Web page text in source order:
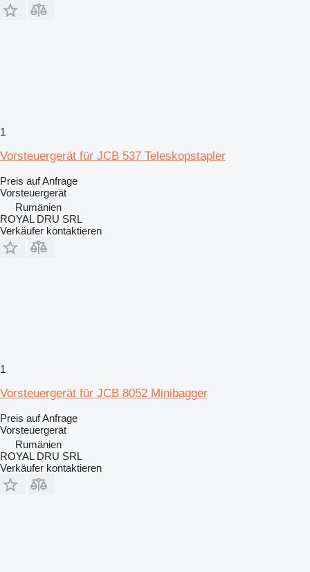
1
Vorsteuergerät für JCB 537 Teleskopstapler
Preis auf Anfrage
Vorsteuergerät
Rumänien
ROYAL DRU SRL
Verkäufer kontaktieren
1
Vorsteuergerät für JCB 8052 Minibagger
Preis auf Anfrage
Vorsteuergerät
Rumänien
ROYAL DRU SRL
Verkäufer kontaktieren